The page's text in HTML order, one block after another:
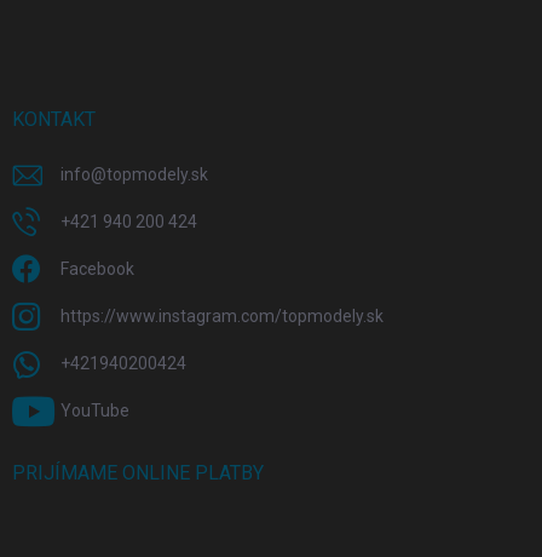
KONTAKT
info@topmodely.sk
+421 940 200 424
Facebook
https://www.instagram.com/topmodely.sk
+421940200424
YouTube
PRIJÍMAME ONLINE PLATBY